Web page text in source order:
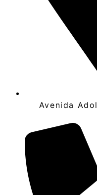
Avenida